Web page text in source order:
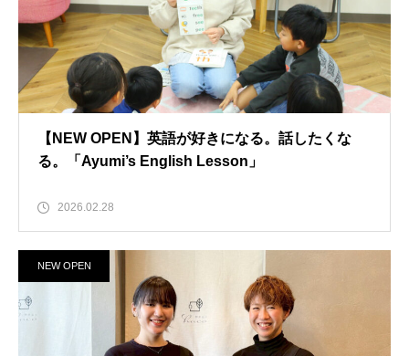
【NEW OPEN】英語が好きになる。話したくな
る。「Ayumi’s English Lesson」
2026.02.28
NEW OPEN